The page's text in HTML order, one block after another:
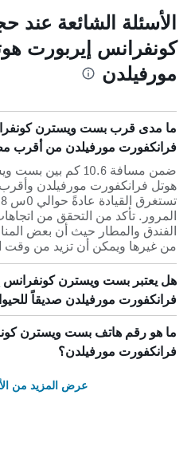
الأسئلة الشائعة
كونفرانس إيربورت
مورفيلدن
ما مدى قرب بست ويسترن
فرانكفورت مورفيلدن من أقرب
ضمن مسافة 10.6 كم
هوتل فرانكفورت مورفيلدن
المرور. تأكد من التحقق من
الفندق والمطار حيث أن بعض
من غيرها ويمكن أن تزيد من وقت
هل يعتبر بست ويسترن كونفرانس
فرانكفورت مورفيلدن صديقاً
ما هو رقم هاتف بست ويسترن
فرانكفورت مورفيلدن؟
عرض المزيد من